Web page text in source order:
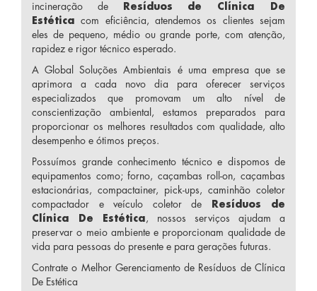
incineração de
Resíduos de Clínica De
Estética com eficiência, atendemos os clientes sejam
eles de pequeno, médio ou grande porte, com atenção,
rapidez e rigor técnico esperado.
A Global Soluções Ambientais é uma empresa que se
aprimora a cada novo dia para oferecer serviços
especializados que promovam um alto nível de
conscientização ambiental, estamos preparados para
proporcionar os melhores resultados com qualidade, alto
desempenho e ótimos preços.
Possuímos grande conhecimento técnico e dispomos de
equipamentos como; forno, caçambas roll-on, caçambas
estacionárias, compactainer, pick-ups, caminhão coletor
compactador e veículo coletor de
Resíduos de
Clínica De Estética , nossos serviços ajudam a
preservar o meio ambiente e proporcionam qualidade de
vida para pessoas do presente e para gerações futuras.
Contrate o Melhor Gerenciamento de Resíduos de Clínica
De Estética